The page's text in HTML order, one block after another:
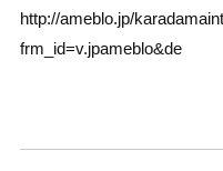
http://ameblo.jp/
frm_id=v.jpameblo&de